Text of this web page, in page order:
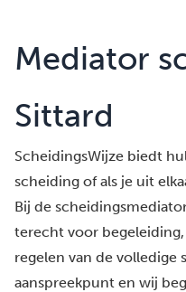
Mediator
Sittard
ScheidingsWijze biedt
scheiding of als je uit
Bij de
terecht voor
regelen van de volledige
aanspreekpunt en wij